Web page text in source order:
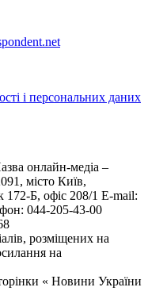
і персональних даних
онлайн-медіа –
місто Київ,
Б, офіс 208/1 E-mail:
044-205-43-00
розміщених на
на
« Новини України